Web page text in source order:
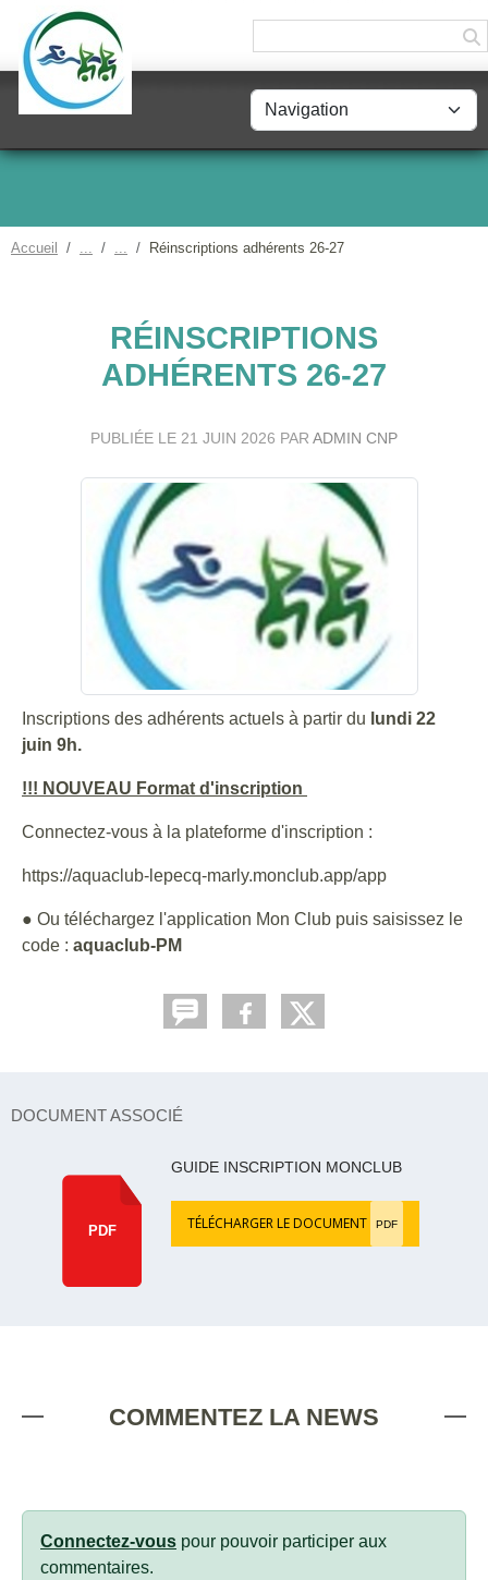
Accueil Réinscriptions adhérents 26-27
RÉINSCRIPTIONS
ADHÉRENTS 26-27
PUBLIÉE LE 21 JUIN 2026 PAR ADMIN CNP
Inscriptions des adhérents actuels à partir du lundi 22
juin 9h.
!!! NOUVEAU Format d'inscription
Connectez-vous à la plateforme d'inscription :
https://aquaclub-lepecq-marly.monclub.app/app
● Ou téléchargez l'application Mon Club puis saisissez le
code : aquaclub-PM
DOCUMENT ASSOCIÉ
PDF
GUIDE INSCRIPTION MONCLUB
TÉLÉCHARGER LE DOCUMENT PDF
COMMENTEZ LA NEWS
Connectez-vous pour pouvoir participer aux
commentaires.
Panneau de gestion des cookies